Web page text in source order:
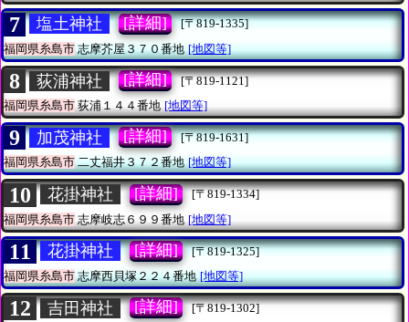
7 塩土神社 [詳細]
[〒819-1335]
福岡県糸島市志摩芥屋３７０番地 [地図等]
8 荻浦神社 [詳細]
[〒819-1121]
福岡県糸島市荻浦１４４番地 [地図等]
9 加茂神社 [詳細]
[〒819-1631]
福岡県糸島市二丈福井３７２番地 [地図等]
10 花掛神社 [詳細]
[〒819-1334]
福岡県糸島市 志摩岐志６９９番地 [地図等]
11 花掛神社 [詳細]
[〒819-1325]
福岡県糸島市志摩西貝塚２２４番地 [地図等]
12 吉田神社 [詳細]
[〒819-1302]